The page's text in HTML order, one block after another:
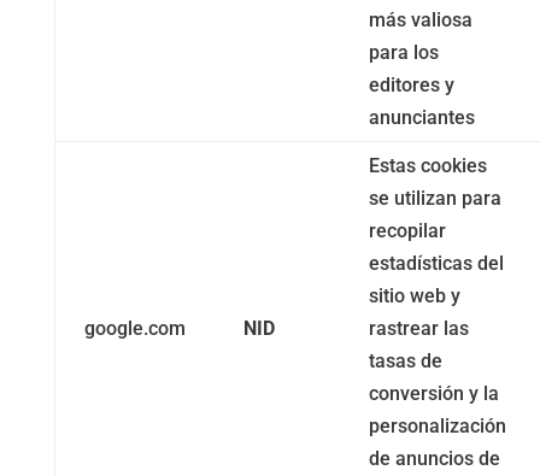
más valiosa
para los
editores y
anunciantes
google.com NID
Estas cookies
se utilizan para
recopilar
estadísticas del
sitio web y
rastrear las
tasas de
conversión y la
personalización
de anuncios de